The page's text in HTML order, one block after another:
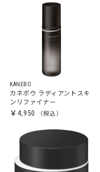
KANEBO
カネボウ ラディアントスキ
ンリファイナー
￥4,950